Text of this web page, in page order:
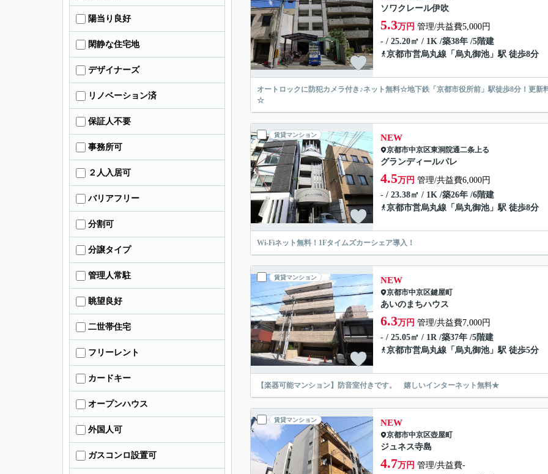
ソワクレール伊吹
5.3万円 管理/共益費5,000円
- / 25.20㎡ / 1K /築38年 /5階建
京都市営烏丸線 「 烏丸御池」駅 徒歩8分
オートロックに防犯カメラ付き♪ネット無料☆地下鉄「京都市役所前」駅徒歩8分！更
☆
賃貸マンション NEW
京都市中京区東洞院通二条上る
グランディールパレ
4.5万円 管理/共益費6,000円
- / 23.38㎡ / 1K /築26年 /6階建
京都市営烏丸線 「 烏丸御池」駅 徒歩8分
Wi-Fiネット無料！1Fタイムズカーシェア導入！
賃貸マンション NEW
京都市中京区鍵屋町
あいのまちハウス
6.3万円 管理/共益費7,000円
- / 25.05㎡ / 1R /築37年 /5階建
京都市営烏丸線 「 烏丸御池」駅 徒歩5分
【楽器可能マンション】防音室付きです。 嬉しいインターネット無料★
賃貸マンション NEW
京都市中京区壺屋町
ジュネス寺島
4.7万円 管理/共益費-
陽当り良好
閑静な住宅地
デザイナーズ
リノベーション済
保証人不要
事務所可
２人入居可
バリアフリー
分割可
分譲タイプ
管理人常駐
眺望良好
二世帯住宅
フリーレント
カードキー
オープンハウス
外国人可
ガスコンロ設置可